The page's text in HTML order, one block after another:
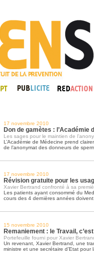
17 novembre 2010
Don de gamètes : l’Académie
Les sages pour le maintien de
L’Académie de Médecine prend
de l’anonymat des donneurs de
17 novembre 2010
Révision gratuite pour les
Xavier Bertrand confronté à sa
Les patients ayant consommé du
cours des 4 dernières années doivent
15 novembre 2010
Remaniement : le Travail,
Portefeuille fourni pour Xavier
Un revenant, Xavier Bertrand, une
ministre et une secrétaire d’Etat pour